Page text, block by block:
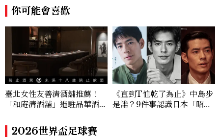
你可能會喜歡
臺北女性友善清酒舖推薦！
「和庵清酒舖」進駐晶華酒
180元起輕鬆微醺
《直到T恤乾了為止》中島步
是誰？9件事認識日本「昭和
2026世界盃足球賽